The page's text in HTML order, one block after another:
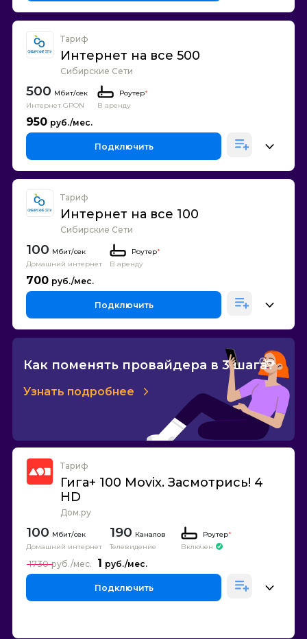
Тариф
Интернет на все 500
Сибирские Сети
500
Интернет GPON
Роутер*
В аренду
950
Подключить
Тариф
Интернет на все 100
Сибирские Сети
100
Домашний интернет
Роутер*
В аренду
700
Подключить
Как поменять провайдера в 3 шага?
Узнать подробнее
Тариф
Гига+ 100 Movix. Засмотрись! 4
HD
Дом.ру
100
Домашний интернет
190 Каналов
Телевидение
Роутер*
Включен
1
1730
Подключить